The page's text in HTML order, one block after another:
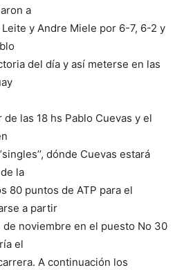
a
y Andre Miele por 6-7, 6-2 y
del día y así meterse en las
las 18 hs Pablo Cuevas y el
dónde Cuevas estará
la
80 puntos de ATP para el
a partir
noviembre en el puesto No 30
el
A continuación los